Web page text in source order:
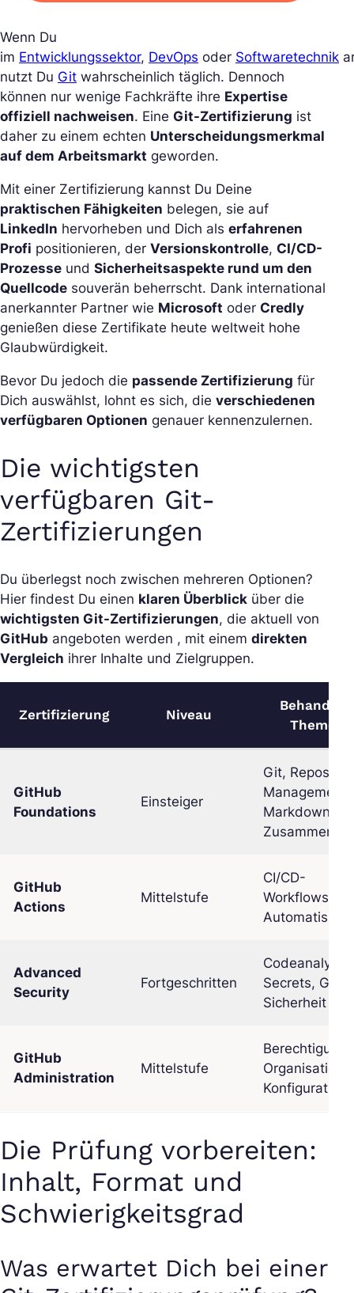
Wenn Du
im Entwicklungssektor, DevOps oder Softwaretechnik
nutzt Du Git wahrscheinlich täglich. Dennoch
können nur wenige Fachkräfte ihre Expertise
offiziell nachweisen. Eine Git-Zertifizierung ist
daher zu einem echten Unterscheidungsmerkmal
auf dem Arbeitsmarkt geworden.
Mit einer Zertifizierung kannst Du Deine
praktischen Fähigkeiten belegen, sie auf
LinkedIn hervorheben und Dich als erfahrenen
Profi positionieren, der Versionskontrolle, CI/CD-
Prozesse und Sicherheitsaspekte rund um den
Quellcode souverän beherrscht. Dank international
anerkannter Partner wie Microsoft oder Credly
genießen diese Zertifikate heute weltweit hohe
Glaubwürdigkeit.
Bevor Du jedoch die passende Zertifizierung für
Dich auswählst, lohnt es sich, die verschiedenen
verfügbaren Optionen genauer kennenzulernen.
Die wichtigsten
verfügbaren Git-
Zertifizierungen
Du überlegst noch zwischen mehreren Optionen?
Hier findest Du einen klaren Überblick über die
wichtigsten Git-Zertifizierungen, die aktuell von
GitHub angeboten werden , mit einem direkten
Vergleich ihrer Inhalte und Zielgruppen.
Zertifizierung Niveau
Themen
GitHub
Foundations
Einsteiger
Git,
Management,
Markdown,
GitHub
Actions
Mittelstufe
CI/CD-
Workflows,
Advanced
Security
Fortgeschritten
Codeanalyse,
Secrets,
Sicherheit
GitHub
Administration
Mittelstufe
Konfiguration
Die Prüfung vorbereiten:
Inhalt, Format und
Schwierigkeitsgrad
Was erwartet Dich bei einer